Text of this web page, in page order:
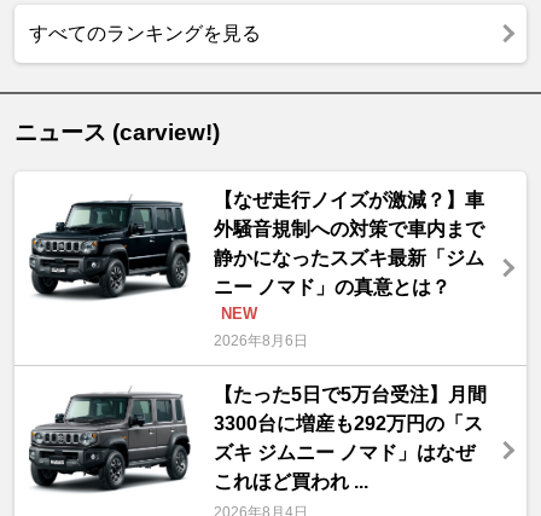
すべてのランキングを見る
ニュース (carview!)
【なぜ走行ノイズが激減？】車
外騒音規制への対策で車内まで
静かになったスズキ最新「ジム
ニー ノマド」の真意とは？
NEW
2026年8月6日
【たった5日で5万台受注】月間
3300台に増産も292万円の「ス
ズキ ジムニー ノマド」はなぜ
これほど買われ ...
2026年8月4日